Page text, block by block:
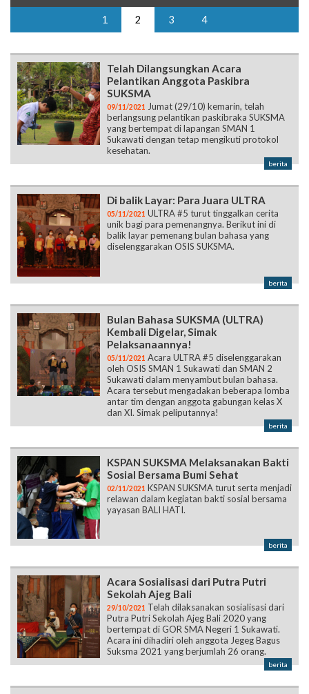
1 2 3 4
Telah Dilangsungkan Acara
Pelantikan Anggota Paskibra
SUKSMA
09/11/2021 Jumat (29/10) kemarin, telah
berlangsung pelantikan paskibraka SUKSMA
yang bertempat di lapangan SMAN 1
Sukawati dengan tetap mengikuti protokol
kesehatan.
berita
Di balik Layar: Para Juara ULTRA
05/11/2021 ULTRA #5 turut tinggalkan cerita
unik bagi para pemenangnya. Berikut ini di
balik layar pemenang bulan bahasa yang
diselenggarakan OSIS SUKSMA.
berita
Bulan Bahasa SUKSMA (ULTRA)
Kembali Digelar, Simak
Pelaksanaannya!
05/11/2021 Acara ULTRA #5 diselenggarakan
oleh OSIS SMAN 1 Sukawati dan SMAN 2
Sukawati dalam menyambut bulan bahasa.
Acara tersebut mengadakan beberapa lomba
antar tim dengan anggota gabungan kelas X
dan XI. Simak peliputannya!
berita
KSPAN SUKSMA Melaksanakan Bakti
Sosial Bersama Bumi Sehat
02/11/2021 KSPAN SUKSMA turut serta menjadi
relawan dalam kegiatan bakti sosial bersama
yayasan BALI HATI.
berita
Acara Sosialisasi dari Putra Putri
Sekolah Ajeg Bali
29/10/2021 Telah dilaksanakan sosialisasi dari
Putra Putri Sekolah Ajeg Bali 2020 yang
bertempat di GOR SMA Negeri 1 Sukawati.
Acara ini dihadiri oleh anggota Jegeg Bagus
Suksma 2021 yang berjumlah 26 orang.
berita